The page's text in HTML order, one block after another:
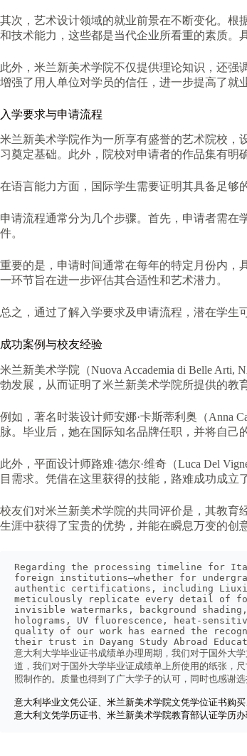
其次，艺术设计领域的就业前景在不断变化。根
和技术能力，这些都是当代企业所看重的素质。
此外，米兰新美术学院不仅提供理论知识，还
增强了用人单位对学员的信任，进一步提高了就
入学要求与申请流程
米兰新美术学院作为一所享有盛誉的艺术院校，
习奠定基础。此外，院校对申请者的作品集有明
在语言能力方面，国际学生需要证明其具备足够
申请流程通常分为几个步骤。首先，申请者需
件。
重要的是，申请时间通常在每年的特定月份内，
一环节旨在进一步评估其合适性和艺术潜力。
总之，通过了解入学要求及申请流程，潜在学生
成功案例与校友经验
米兰新美术学院（Nuova Accademia di Belle
勃发展，从而证明了米兰新美术学院所提供的教
例如，著名时装设计师安娜·卡斯蒂利奥（Anna
脉。毕业后，她在国际知名品牌任职，并将自己
此外，平面设计师路难·德尔·维奇（Luca Del
目需求。凭借在这里获得的技能，路难成功成立
校友们对米兰新美术学院的共同评价是，其教育
生涯中获得了宝贵的优势，并能在瞬息万变的创
Regarding the processing timeline for
foreign institutions—whether for
authentic certifications, including
meticulously replicate every detail of
invisible watermarks, background
holograms, UV fluorescence, heat-
quality of our work has earned the
their trust in Dayang Study Abroad
意大利大学毕业证书成绩单办理周期，我们对于国外大
道，我们对于国外大学毕业证成绩单上所使用的纸张，
照制作的。质量也得到了广大学子的认可，同时也感谢
意大利毕业文凭公证、米兰新美术学院文凭学位证书购
意大利文凭学历证书、米兰新美术学院教育部认证学历办